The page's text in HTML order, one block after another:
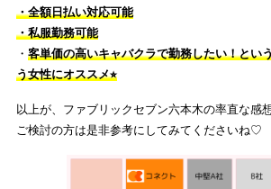
・全額日払い対応可能
・私服勤務可能
・ 客単価の高いキャバクラで勤務したい！とい
う女性にオススメ⭐︎
以上が、ファブリックセブン六本木の率直な感
ご検討の方は是非参考にしてみてくださいね♡